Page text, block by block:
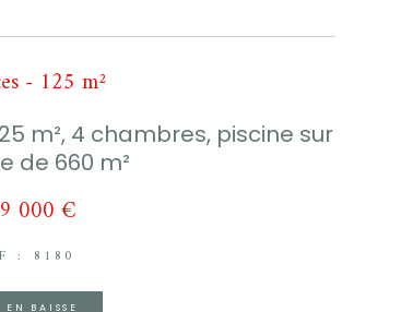
- 125 m²
m², 4 chambres, piscine sur
de 660 m²
000 €
: 8180
EN BAISSE